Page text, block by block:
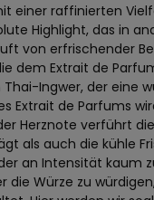
einer raffinierten
Highlight, das in
von erfrischender
dem Extrait de
Ingwer, der eine
Extrait de Parfums
Herznote verführt
als auch die kühle
an Intensität
die Würze zu